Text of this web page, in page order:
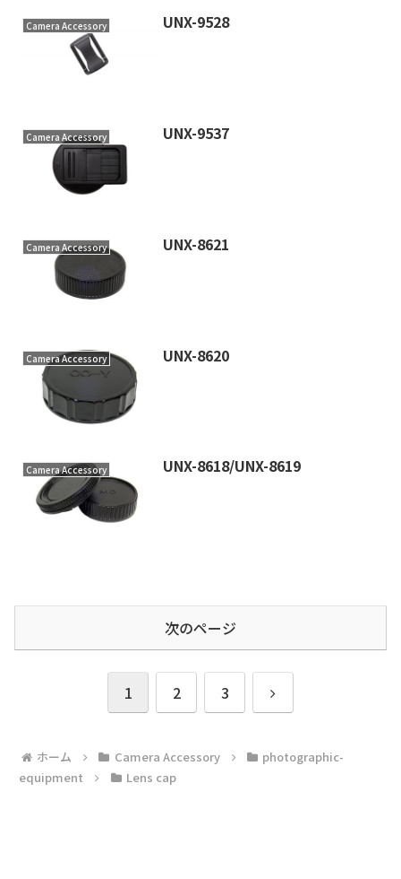
Camera Accessory UNX-9528
Camera Accessory UNX-9537
Camera Accessory UNX-8621
Camera Accessory UNX-8620
Camera Accessory UNX-8618/UNX-8619
次のページ
1 2 3
次
ホーム Camera Accessory
photographic-
equipment
Lens cap